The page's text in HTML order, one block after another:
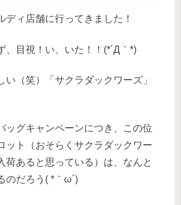
ディ店舗に行ってきました！
、目視！い、いた！！(*´Д｀*)
い（笑）「サクラダックワーズ」
グキャンペーンにつき、この位
ト（おそらくサクラダックワー
荷あると思っている）は、なんと
のだろう( *｀ω´)